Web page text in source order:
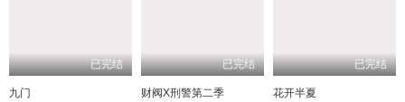
已完结
九门
已完结
财阀X刑警第二季
已完结
花开半夏